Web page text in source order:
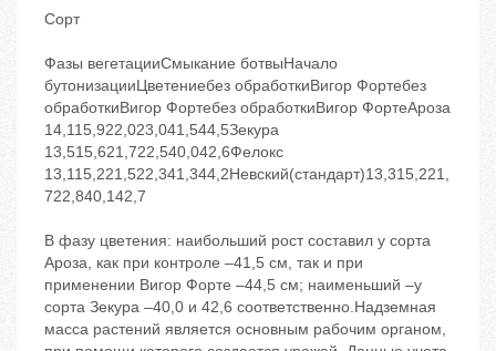
Сорт
Фазы вегетацииСмыкание ботвыНачало
бутонизацииЦветениебез обработкиВигор Фортебез
обработкиВигор Фортебез обработкиВигор ФортеАроза
14,115,922,023,041,544,5Зекура
13,515,621,722,540,042,6Фелокс
13,115,221,522,341,344,2Невский(стандарт)13,315,221,
722,840,142,7
В фазу цветения: наибольший рост составил у сорта
Ароза, как при контроле –41,5 см, так и при
применении Вигор Форте –44,5 см; наименьший –у
сорта Зекура –40,0 и 42,6 соответственно.Надземная
масса растений является основным рабочим органом,